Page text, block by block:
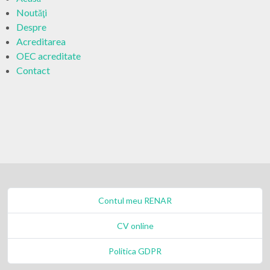
Noutăţi
Despre
Acreditarea
OEC acreditate
Contact
Contul meu RENAR
CV online
Politica GDPR